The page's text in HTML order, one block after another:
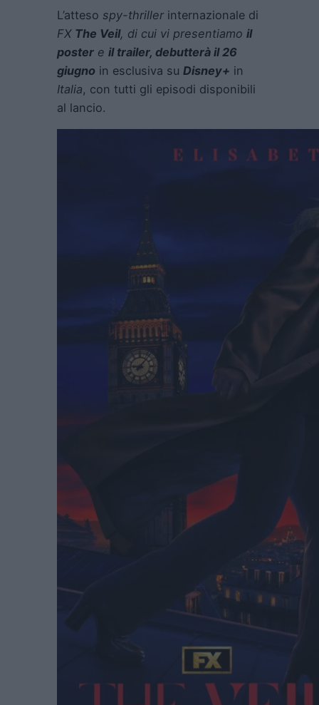
L’atteso spy-thrillerinternazionale di
FX The Veil, di cui vi presentiamo il
poster e il trailer, debutterà il 26
giugno in esclusiva su Disney+ in
Italia, con tutti gli episodi disponibili
al lancio.